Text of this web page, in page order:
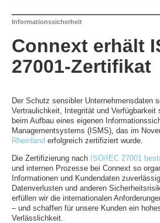
Informationssicherheit
Connext erhält
27001-Zertifikat
Der Schutz sensibler Unternehmensdaten
Vertraulichkeit, Integrität und
beim Aufbau eines eigenen
Managementsystems (ISMS), das im
Rheinland erfolgreich zertifiziert wurde.
Die Zertifizierung nach ISO/IEC 27001
und internen Prozesse bei Connext so
Informationen und Kundendaten
Datenverlusten und anderen
erfüllen wir die internationalen
– und schaffen für unsere Kunden ein
Verlässlichkeit.